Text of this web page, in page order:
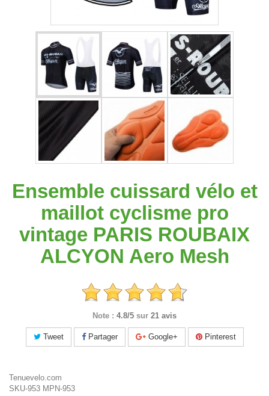
Ensemble cuissard vélo et
maillot cyclisme pro
vintage PARIS ROUBAIX
ALCYON Aero Mesh
Note : 4.8/5 sur 21 avis
Tweet Partager Google+ Pinterest
Tenuevelo.com
SKU-953 MPN-953